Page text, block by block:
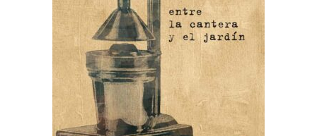
AÑADIR AL CARRITO